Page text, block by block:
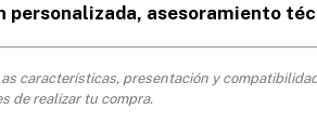
personalizada, asesoramiento
características, presentación y
de realizar tu compra.